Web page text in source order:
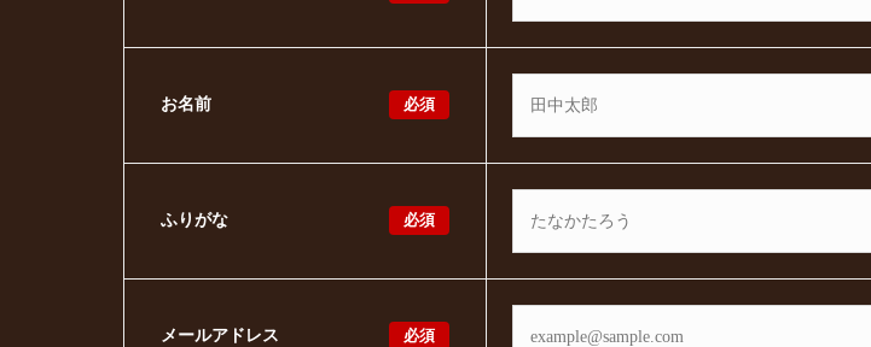
必須
お名前
必須
ふりがな
必須
メールアドレス